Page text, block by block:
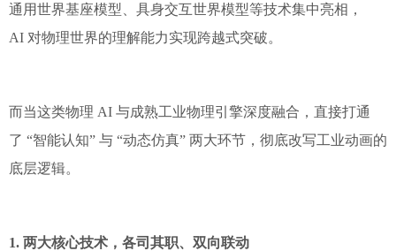
通用世界基座模型、具身交互世界模型等技术集中亮相，
AI 对物理世界的理解能力实现跨越式突破。
而当这类物理 AI 与成熟工业物理引擎深度融合，直接打通
了 “智能认知” 与 “动态仿真” 两大环节，彻底改写工业动画的
底层逻辑。
1. 两大核心技术，各司其职、双向联动